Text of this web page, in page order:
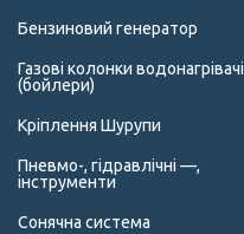
Бензиновий генератор
Газові колонки водонагрівачі
(бойлери)
Кріплення Шурупи
Пневмо-, гідравлічні —,
інструменти
Сонячна система